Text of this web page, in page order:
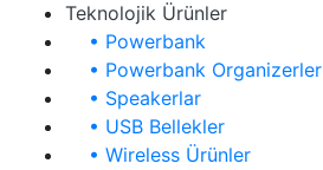
Teknolojik Ürünler
• Powerbank
• Powerbank Organizerler
• Speakerlar
• USB Bellekler
• Wireless Ürünler